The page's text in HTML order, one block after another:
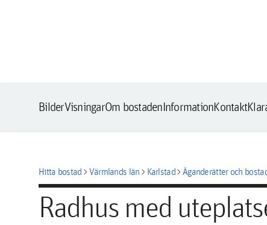
BilderVisningarOm bostadenInformationKontakt
Hitta bostadchevron_rightVärmlands länchevron_rightKarlstadchevron_rightÄganderätter och
Radhus med